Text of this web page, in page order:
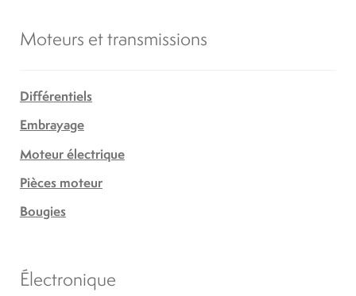
Moteurs et transmissions
Différentiels
Embrayage
Moteur électrique
Pièces moteur
Bougies
Électronique